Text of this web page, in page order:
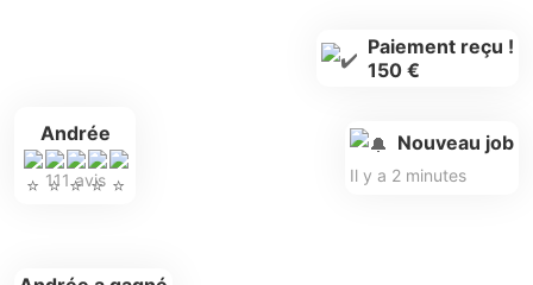
Andrée
Paiement reçu !
150 €
Nouveau job